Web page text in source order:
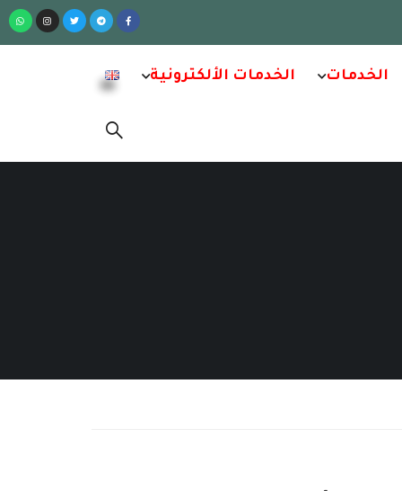
الخدمات الخدمات الألكترونية